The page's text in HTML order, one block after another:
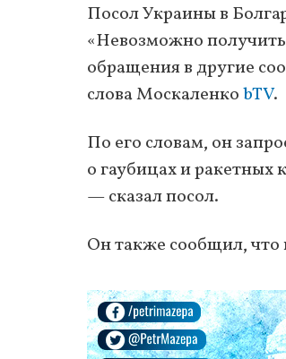
Посол Украины в
«Невозможно получить
обращения в другие
слова МоскаленкоbTV.
По его словам, он
о гаубицах и
— сказал посол.
Он также сообщил, что